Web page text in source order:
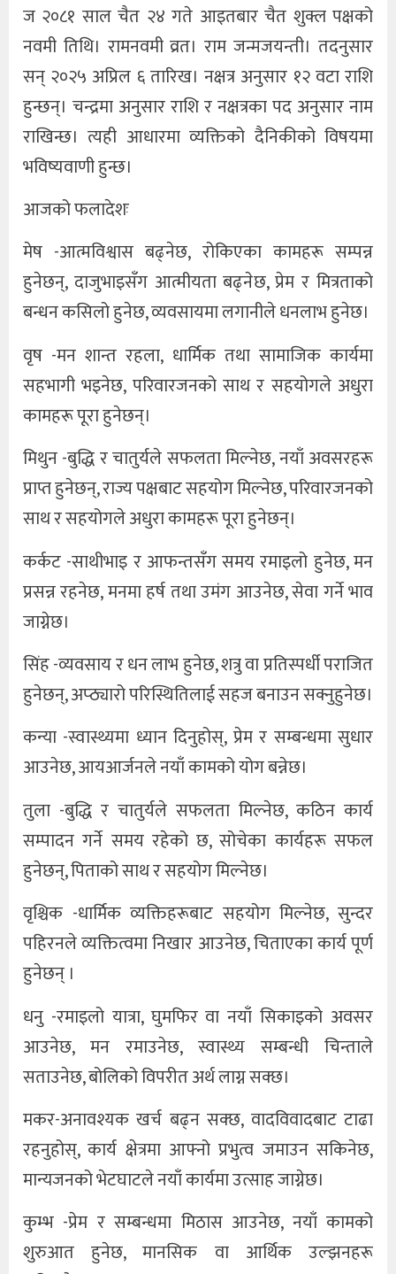
ज २०८१ साल चैत २४ गते आइतबार चैत शुक्ल पक्षको
नवमी तिथि। रामनवमी व्रत। राम जन्मजयन्ती। तदनुसार
सन् २०२५ अप्रिल ६ तारिख। नक्षत्र अनुसार १२ वटा राशि
हुन्छन्। चन्द्रमा अनुसार राशि र नक्षत्रका पद अनुसार नाम
राखिन्छ। त्यही आधारमा व्यक्तिको दैनिकीको विषयमा
भविष्यवाणी हुन्छ।
आजको फलादेशः
मेष -आत्मविश्वास बढ्नेछ, रोकिएका कामहरू सम्पन्न
हुनेछन्, दाजुभाइसँग आत्मीयता बढ्नेछ, प्रेम र मित्रताको
बन्धन कसिलो हुनेछ, व्यवसायमा लगानीले धनलाभ हुनेछ।
वृष -मन शान्त रहला, धार्मिक तथा सामाजिक कार्यमा
सहभागी भइनेछ, परिवारजनको साथ र सहयोगले अधुरा
कामहरू पूरा हुनेछन्।
मिथुन -बुद्धि र चातुर्यले सफलता मिल्नेछ, नयाँ अवसरहरू
प्राप्त हुनेछन्, राज्य पक्षबाट सहयोग मिल्नेछ, परिवारजनको
साथ र सहयोगले अधुरा कामहरू पूरा हुनेछन्।
कर्कट -साथीभाइ र आफन्तसँग समय रमाइलो हुनेछ, मन
प्रसन्न रहनेछ, मनमा हर्ष तथा उमंग आउनेछ, सेवा गर्ने भाव
जाग्नेछ।
सिंह -व्यवसाय र धन लाभ हुनेछ, शत्रु वा प्रतिस्पर्धी पराजित
हुनेछन्, अप्ठ्यारो परिस्थितिलाई सहज बनाउन सक्नुहुनेछ।
कन्या -स्वास्थ्यमा ध्यान दिनुहोस्, प्रेम र सम्बन्धमा सुधार
आउनेछ, आयआर्जनले नयाँ कामको योग बन्नेछ।
तुला -बुद्धि र चातुर्यले सफलता मिल्नेछ, कठिन कार्य
सम्पादन गर्ने समय रहेको छ, सोचेका कार्यहरू सफल
हुनेछन्, पिताको साथ र सहयोग मिल्नेछ।
वृश्चिक -धार्मिक व्यक्तिहरूबाट सहयोग मिल्नेछ, सुन्दर
पहिरनले व्यक्तित्वमा निखार आउनेछ, चिताएका कार्य पूर्ण
हुनेछन् ।
धनु -रमाइलो यात्रा, घुमफिर वा नयाँ सिकाइको अवसर
आउनेछ, मन रमाउनेछ, स्वास्थ्य सम्बन्धी चिन्ताले
सताउनेछ, बोलिको विपरीत अर्थ लाग्न सक्छ।
मकर-अनावश्यक खर्च बढ्न सक्छ, वादविवादबाट टाढा
रहनुहोस्, कार्य क्षेत्रमा आफ्नो प्रभुत्व जमाउन सकिनेछ,
मान्यजनको भेटघाटले नयाँ कार्यमा उत्साह जाग्नेछ।
कुम्भ -प्रेम र सम्बन्धमा मिठास आउनेछ, नयाँ कामको
शुरुआत हुनेछ, मानसिक वा आर्थिक उल्झनहरू